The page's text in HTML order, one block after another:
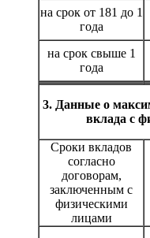
на срок от 181 до 1
года
на срок свыше 1
года
3. Данные о
вклада с
Сроки вкладов
согласно
договорам,
заключенным с
физическими
лицами